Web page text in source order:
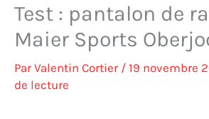
Test : pantalon de
Maier Sports
ParValentin Cortier / 19 novembre
de lecture